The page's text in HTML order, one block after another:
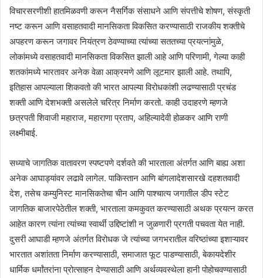
विचारसरणीशी हातमिळवणी करून नैसर्गिक संसाधने आणि संपत्तीचे शोषण, संस्कृती
नष्ट करून आणि वसाहतवादी मानसिकता विकसित करण्यासाठी राजकीय शक्तीचे
अपहरण करून जगावर नियंत्रण ठेवण्याच्या त्यांच्या सततच्या प्रयत्नांमुळे,
लोकांमध्ये वसाहतवादी मानसिकता विकसित झाली आहे आणि परिणामी, गेल्या काही
शतकांमध्ये भारतावर अनेक वेळा आक्रमणे आणि लूटमार झाली आहे. तथापि,
इतिहास आपल्याला शिकवतो की भारत आपल्या विरोधकांशी लढण्यासाठी प्रचंड
शक्ती आणि देशभक्ती असलेले चरित्र निर्माण करतो. काही उदाहरणे म्हणजे
छत्रपती शिवाजी महाराज, महाराणा प्रताप, अहिल्यादेवी होळकर आणि राणी
लक्ष्मीबाई.
सध्याचे जागतिक वातावरण स्पष्टपणे दर्शवते की भारताला अंतर्गत आणि बाह्य अशा
अनेक आघाड्यांवर लढावे लागेल. पाकिस्तान आणि बांगलादेशसारखे दहशतवादी
देश, तसेच कम्युनिस्ट मानसिकतेचा चीन आणि पाश्चात्य जगातील डीप स्टेट
जागतिक बाजारपेठेतील शक्ती, भारताला कमकुवत करण्यासाठी अथक प्रयत्न करत
आहेत कारण त्यांना त्यांच्या स्वार्थी उद्दिष्टांशी न जुळणारी प्रगती पचवता येत नाही.
दुसरी आघाडी म्हणजे अंतर्गत विरोधक जे त्यांच्या जगभरातील वरिष्ठांच्या इशाऱ्यावर
भारतात अशांतता निर्माण करण्यासाठी, समाजात फूट पाडण्यासाठी, बेकायदेशीर
धार्मिक धर्मांतरांना प्रोत्साहन देण्यासाठी आणि अर्थव्यवस्थेला हानी पोहोचवण्यासाठी